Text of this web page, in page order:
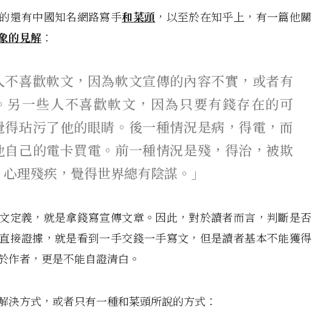
還有中國知名網路寫手和菜頭 ，以至於在知乎上，有一篇他關
的見解 ：
不喜歡軟文，因為軟文宣傳的內容不實，或者有
另一些人不喜歡軟文，因為只要有錢存在的可
得玷污了他的眼睛。後一種情況是病，得電，而
自己的電卡買電。前一種情況是殘，得治，被欺
理殘疾，覺得世界總有陰謀。」
定義，就是拿錢寫宣傳文章。因此，對於讀者而言，判斷是否
接證據，就是看到一手交錢一手寫文，但是讀者基本不能獲得
作者，更是不能自證清白。
決方式，或者只有一種和菜頭所說的方式：